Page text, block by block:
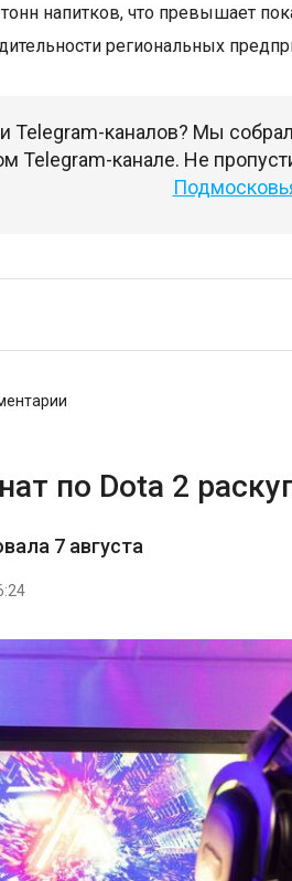
напитков, что превышает
региональных
Telegram-каналов? Мы
Telegram-канале. Не
по Dota 2
7 августа